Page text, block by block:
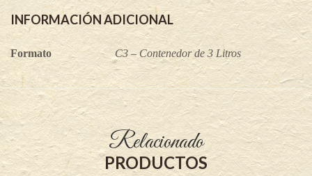
INFORMACIÓN ADICIONAL
Formato C3 – Contenedor de 3 Litros
Relacionado
PRODUCTOS